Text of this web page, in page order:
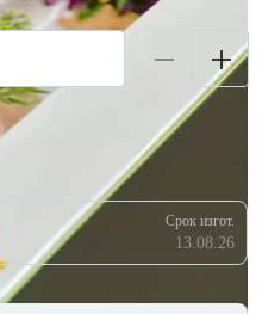
Срок изгот.
13.08.26